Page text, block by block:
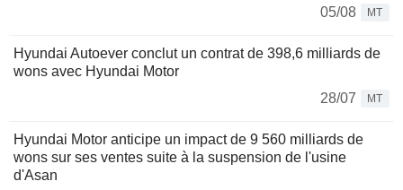
05/08
MT
Hyundai Autoever conclut un contrat de 398,6 milliards de
wons avec Hyundai Motor
28/07
MT
Hyundai Motor anticipe un impact de 9 560 milliards de
wons sur ses ventes suite à la suspension de l'usine
d'Asan